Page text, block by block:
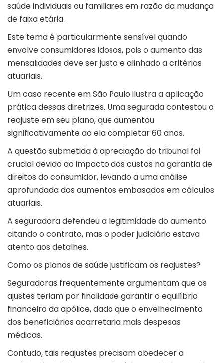
saúde individuais ou familiares em razão da mudança
de faixa etária.
Este tema é particularmente sensível quando
envolve consumidores idosos, pois o aumento das
mensalidades deve ser justo e alinhado a critérios
atuariais.
Um caso recente em São Paulo ilustra a aplicação
prática dessas diretrizes. Uma segurada contestou o
reajuste em seu plano, que aumentou
significativamente ao ela completar 60 anos.
A questão submetida à apreciação do tribunal foi
crucial devido ao impacto dos custos na garantia de
direitos do consumidor, levando a uma análise
aprofundada dos aumentos embasados em cálculos
atuariais.
A seguradora defendeu a legitimidade do aumento
citando o contrato, mas o poder judiciário estava
atento aos detalhes.
Como os planos de saúde justificam os reajustes?
Seguradoras frequentemente argumentam que os
ajustes teriam por finalidade garantir o equilíbrio
financeiro da apólice, dado que o envelhecimento
dos beneficiários acarretaria mais despesas
médicas.
Contudo, tais reajustes precisam obedecer a